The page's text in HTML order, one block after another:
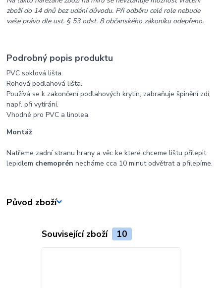
zboží do 14 dnů bez udání důvodu. Při odběru celé role nebude
vaše právo dle ust. § 53 odst. 8 občanského zákoníku odepřeno.
Podrobný popis produktu
PVC soklová lišta.
Rohová podlahová lišta.
Používá se k zakončení podlahových krytin, zabraňuje špinění zdí,
např. při vytírání.
Vhodné pro PVC a linolea.
Montáž
Natřeme zadní stranu hrany a věc ke které chceme lištu přilepit
lepidlem chemoprénnecháme cca 10 minut odvětrat a přilepíme.
Původ zboží
Související zboží 10